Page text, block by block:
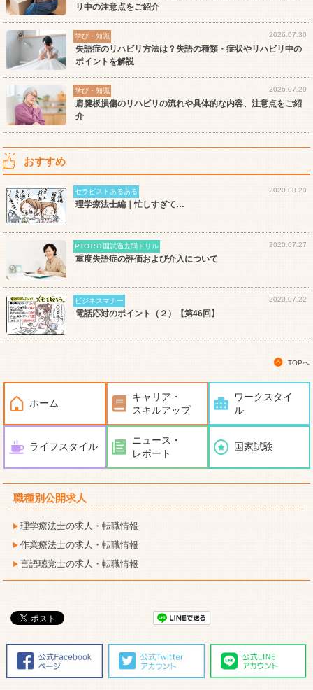
リ中の注意点をご紹介
学び・知識 2026.07.30
失語症のリハビリ方法は？失語の種類・症状やリハビリ中の
ポイントを解説
学び・知識 2026.07.29
肩腱板損傷のリハビリの流れや具体的な内容、注意点をご紹
介
おすすめ
セラピストあるある 2020.08.20
理学療法士編｜忙しすぎて…
PTOTST国試過去問ドリル 2020.07.27
重度失語症の評価および介入について
ビジネスマナー 2020.07.22
電話応対のポイント（２）【第46回】
TOPへ
ホーム
キャリア・
スキルアップ
ワークスタイ
ル
ライフスタイル
ニュース・
レポート
国家試験
職種別公開求人
理学療法士の求人・転職情報
作業療法士の求人・転職情報
言語聴覚士の求人・転職情報